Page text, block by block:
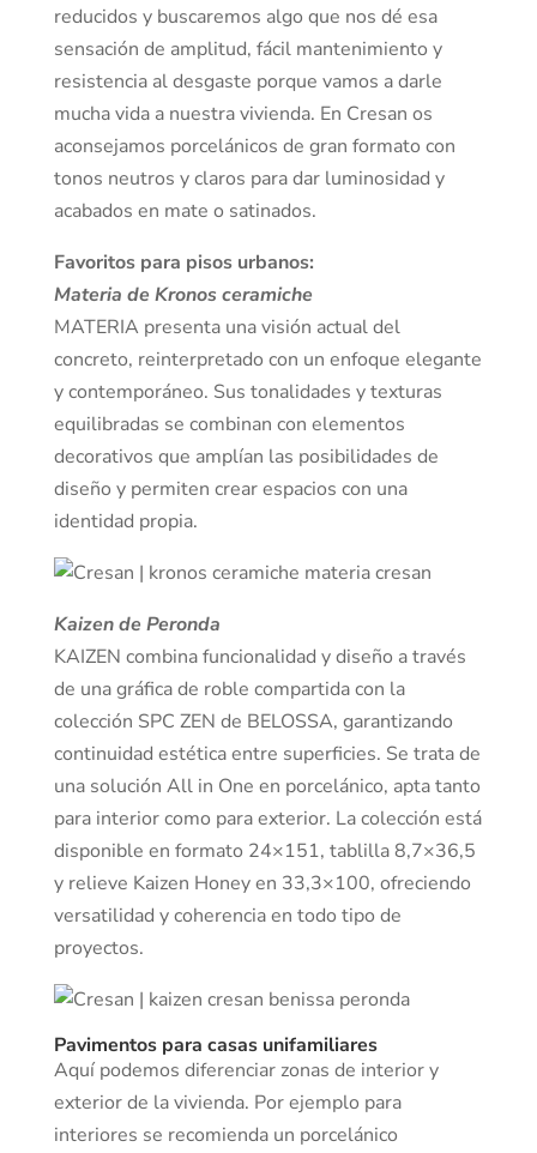
reducidos y buscaremos algo que nos dé esa
sensación de amplitud, fácil mantenimiento y
resistencia al desgaste porque vamos a darle
mucha vida a nuestra vivienda. En Cresan os
aconsejamos porcelánicos de gran formato con
tonos neutros y claros para dar luminosidad y
acabados en mate o satinados.
Favoritos para pisos urbanos:
Materia de Kronos ceramiche
MATERIA presenta una visión actual del
concreto, reinterpretado con un enfoque elegante
y contemporáneo. Sus tonalidades y texturas
equilibradas se combinan con elementos
decorativos que amplían las posibilidades de
diseño y permiten crear espacios con una
identidad propia.
Kaizen de Peronda
KAIZEN combina funcionalidad y diseño a través
de una gráfica de roble compartida con la
colección SPC ZEN de BELOSSA, garantizando
continuidad estética entre superficies. Se trata de
una solución All in One en porcelánico, apta tanto
para interior como para exterior. La colección está
disponible en formato 24×151, tablilla 8,7×36,5
y relieve Kaizen Honey en 33,3×100, ofreciendo
versatilidad y coherencia en todo tipo de
proyectos.
Pavimentos para casas unifamiliares
Aquí podemos diferenciar zonas de interior y
exterior de la vivienda. Por ejemplo para
interiores se recomienda un porcelánico